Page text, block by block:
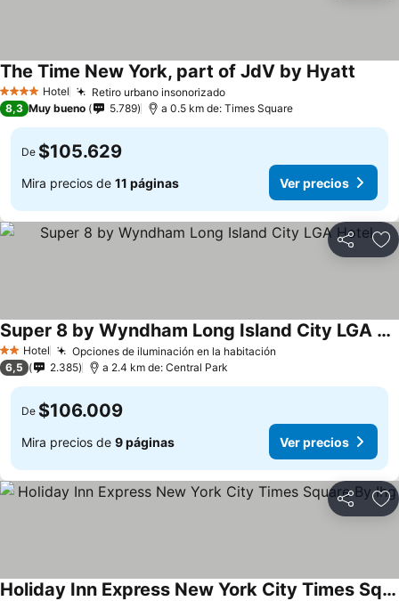
4 EstrellasHotel Retiro urbano insonorizado
The Time New York, part of JdV by Hyatt
8,3 Muy bueno 5.789 a 0.5 km de: Times Square
De $105.629
Mira precios de 11 páginas Ver precios
Compartir
2 Estrellas
Hotel Opciones de iluminación en la habitación
Super 8 by Wyndham Long Island City LGA Hotel
6,5 2.385 a 2.4 km de: Central Park
De $106.009
Mira precios de 9 páginas Ver precios
Compartir
Holiday Inn Express New York City Times Square By Ihg